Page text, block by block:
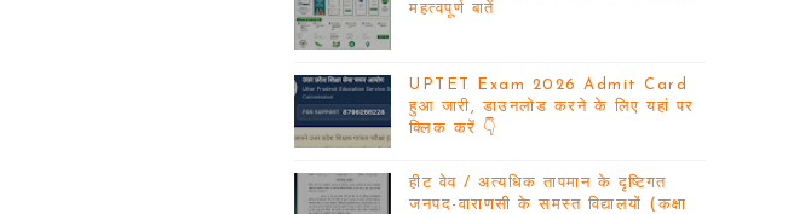
महत्वपूर्ण बातें
UPTET Exam 2026 Admit Card
हुआ जारी, डाउनलोड करने के लिए यहां पर
क्लिक करें 👇
हीट वेव / अत्यधिक तापमान के दृष्टिगत
जनपद-वाराणसी के समस्त विद्यालयों (कक्षा